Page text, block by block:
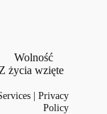
Wolność
Z życia wzięte
|Privacy
Policy